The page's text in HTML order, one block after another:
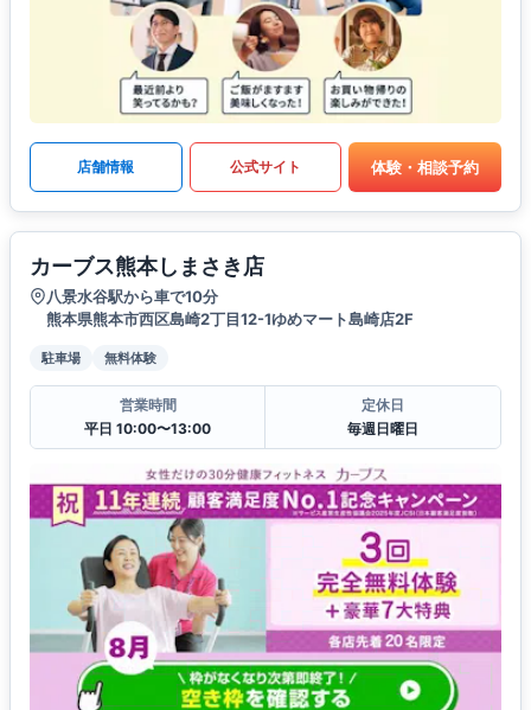
店舗情報 公式サイト 体験・相談予約
カーブス熊本しまさき店
八景水谷駅から車で10分
熊本県熊本市西区島崎2丁目12-1ゆめマート島崎店2F
駐車場 無料体験
営業時間
平日 10:00〜13:00
定休日
毎週日曜日